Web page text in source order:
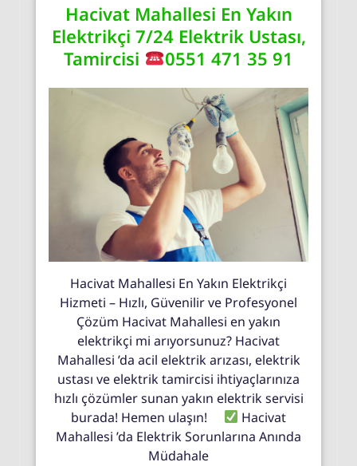
Hacivat Mahallesi En Yakın
Elektrikçi 7/24 Elektrik Ustası,
Tamircisi
0551 471 35 91
Hacivat Mahallesi En Yakın Elektrikçi
Hizmeti – Hızlı, Güvenilir ve Profesyonel
Çözüm Hacivat Mahallesi en yakın
elektrikçi mi arıyorsunuz? Hacivat
Mahallesi ’da acil elektrik arızası, elektrik
ustası ve elektrik tamircisi ihtiyaçlarınıza
hızlı çözümler sunan yakın elektrik servisi
burada! Hemen ulaşın!
Hacivat
Mahallesi ’da Elektrik Sorunlarına Anında
Müdahale